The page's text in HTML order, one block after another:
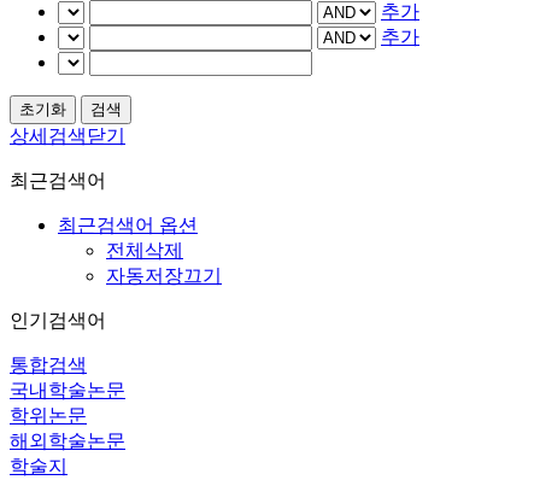
추가
추가
상세검색닫기
최근검색어
최근검색어 옵션
전체삭제
자동저장끄기
인기검색어
통합검색
국내학술논문
학위논문
해외학술논문
학술지